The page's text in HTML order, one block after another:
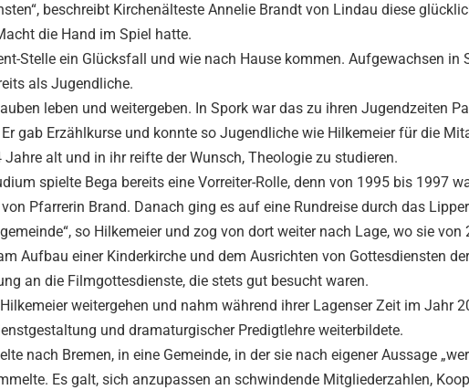
beschreibt Kirchenälteste Annelie Brandt von Lindau diese
die Hand im Spiel hatte.
Stelle ein Glücksfall und wie nach Hause kommen. Aufgewachsen in
als Jugendliche.
leben und weitergeben. In Spork war das zu ihren Jugendzeiten
gab Erzählkurse und konnte so Jugendliche wie Hilkemeier für die
alt und in ihr reifte der Wunsch, Theologie zu studieren.
spielte Bega bereits eine Vorreiter-Rolle, denn von 1995 bis 1997
Pfarrerin Brand. Danach ging es auf eine Rundreise durch das
so Hilkemeier und zog von dort weiter nach Lage, wo sie von
Aufbau einer Kinderkirche und dem Ausrichten von Gottesdiensten
an die Filmgottesdienste, die stets gut besucht waren.
weitergehen und nahm während ihrer Lagenser Zeit im Jahr
und dramaturgischer Predigtlehre weiterbildete.
nach Bremen, in eine Gemeinde, in der sie nach eigener Aussage
Es galt, sich anzupassen an schwindende Mitgliederzahlen,